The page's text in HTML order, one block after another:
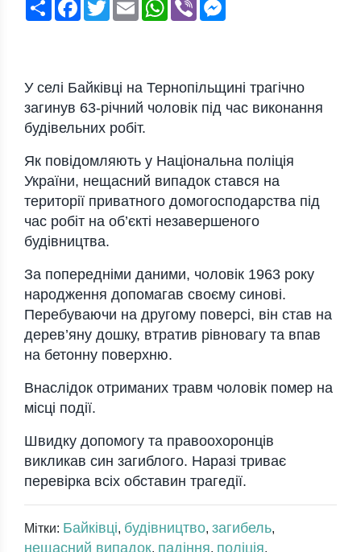
У селі Байківці на Тернопільщині трагічно
загинув 63-річний чоловік під час виконання
будівельних робіт.
Як повідомляють у Національна поліція
України, нещасний випадок стався на
території приватного домогосподарства під
час робіт на об’єкті незавершеного
будівництва.
За попередніми даними, чоловік 1963 року
народження допомагав своєму синові.
Перебуваючи на другому поверсі, він став на
дерев’яну дошку, втратив рівновагу та впав
на бетонну поверхню.
Внаслідок отриманих травм чоловік помер на
місці події.
Швидку допомогу та правоохоронців
викликав син загиблого. Наразі триває
перевірка всіх обставин трагедії.
Мітки: Байківці, будівництво, загибель,
нещасний випадок, падіння, поліція,